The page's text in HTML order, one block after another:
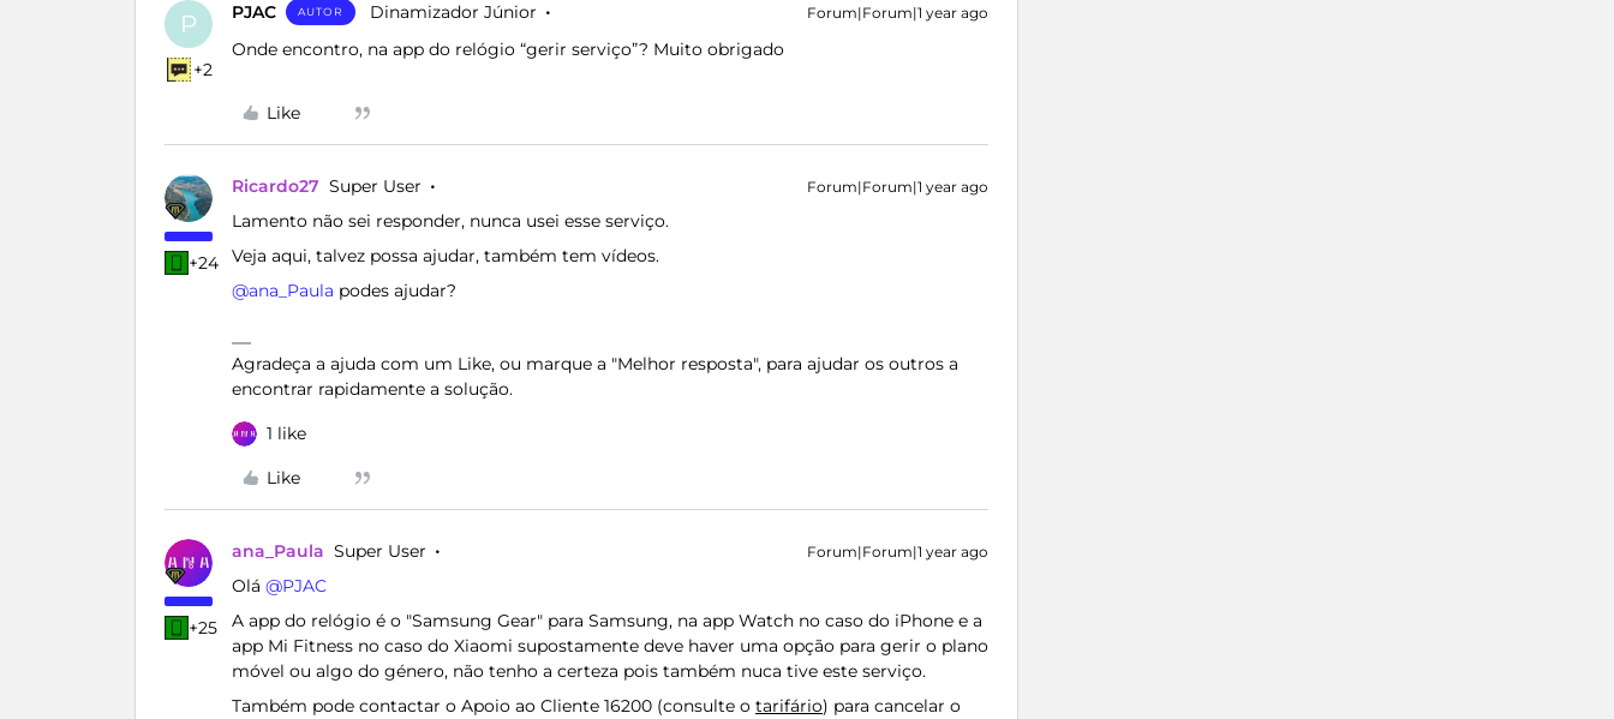
P
+2
PJAC AUTOR Dinamizador Júnior Forum|Forum|1 year ago
Onde encontro, na app do relógio “gerir serviço”? Muito obrigado
Like
+24
Ricardo27 Super User Forum|Forum|1 year ago
Lamento não sei responder, nunca usei esse serviço.
Veja aqui, talvez possa ajudar, também tem vídeos.
@ana_Paula podes ajudar?
Agradeça a ajuda com um Like, ou marque a "Melhor resposta", para ajudar os outros a
encontrar rapidamente a solução.
1 like
Like
+25
ana_Paula Super User Forum|Forum|1 year ago
Olá ​ @PJAC
A app do relógio é o "Samsung Gear" para Samsung, na app Watch no caso do iPhone e a
app Mi Fitness no caso do Xiaomi supostamente deve haver uma opção para gerir o plano
móvel ou algo do género, não tenho a certeza pois também nuca tive este serviço.
Também pode contactar o Apoio ao Cliente 16200 (consulte o tarifário) para cancelar o